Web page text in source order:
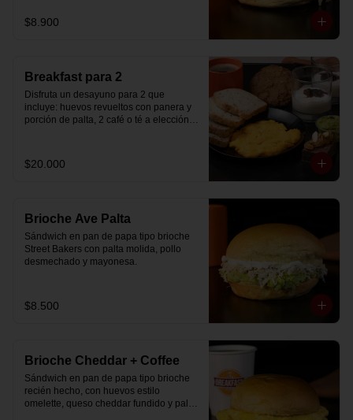
$8.900
Breakfast para 2
Disfruta un desayuno para 2 que
incluye: huevos revueltos con panera y
porción de palta, 2 café o té a elección, 2
hecha en casa, un mini brownie y galleta
de avena para compartir.
$20.000
Brioche Ave Palta
Sándwich en pan de papa tipo brioche
Street Bakers con palta molida, pollo
desmechado y mayonesa.
$8.500
Brioche Cheddar + Coffee
Sándwich en pan de papa tipo brioche
recién hecho, con huevos estilo
omelette, queso cheddar fundido y palta,